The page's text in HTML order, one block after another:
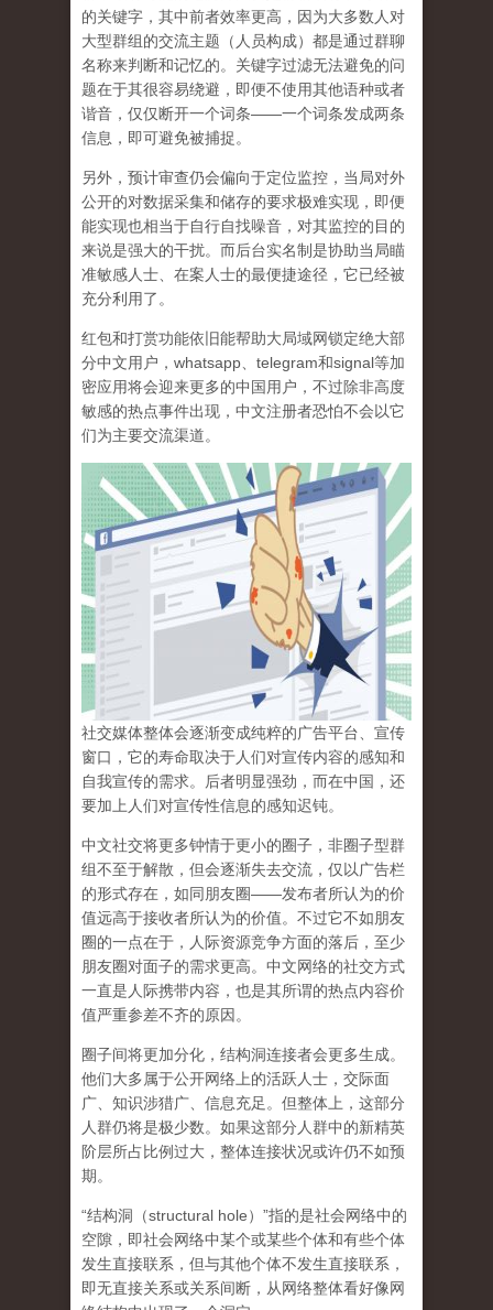
的关键字，其中前者效率更高，因为大多数人对
大型群组的交流主题（人员构成）都是通过群聊
名称来判断和记忆的。关键字过滤无法避免的问
题在于其很容易绕避，即便不使用其他语种或者
谐音，仅仅断开一个词条——一个词条发成两条
信息，即可避免被捕捉。
另外，预计审查仍会偏向于定位监控，当局对外
公开的对数据采集和储存的要求极难实现，即便
能实现也相当于自行自找噪音，对其监控的目的
来说是强大的干扰。而后台实名制是协助当局瞄
准敏感人士、在案人士的最便捷途径，它已经被
充分利用了。
红包和打赏功能依旧能帮助大局域网锁定绝大部
分中文用户，whatsapp、telegram和signal等加
密应用将会迎来更多的中国用户，不过除非高度
敏感的热点事件出现，中文注册者恐怕不会以它
们为主要交流渠道。
社交媒体整体会逐渐变成纯粹的广告平台、宣传
窗口，它的寿命取决于人们对宣传内容的感知和
自我宣传的需求。后者明显强劲，而在中国，还
要加上人们对宣传性信息的感知迟钝。
中文社交将更多钟情于更小的圈子，非圈子型群
组不至于解散，但会逐渐失去交流，仅以广告栏
的形式存在，如同朋友圈——发布者所认为的价
值远高于接收者所认为的价值。不过它不如朋友
圈的一点在于，人际资源竞争方面的落后，至少
朋友圈对面子的需求更高。中文网络的社交方式
一直是人际携带内容，也是其所谓的热点内容价
值严重参差不齐的原因。
圈子间将更加分化，结构洞连接者会更多生成。
他们大多属于公开网络上的活跃人士，交际面
广、知识涉猎广、信息充足。但整体上，这部分
人群仍将是极少数。如果这部分人群中的新精英
阶层所占比例过大，整体连接状况或许仍不如预
期。
“结构洞（structural hole）”指的是社会网络中的
空隙，即社会网络中某个或某些个体和有些个体
发生直接联系，但与其他个体不发生直接联系，
即无直接关系或关系间断，从网络整体看好像网